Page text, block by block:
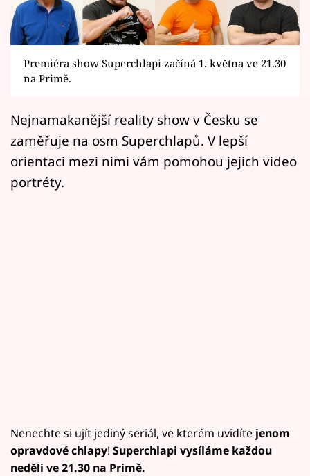
Sledujte prima+
Filmový festival Karlovy Vary
Mámy sobě
Přihlášení
Premiéra show Superchlapi začíná 1. května ve 21.30
na Primě.
Nejnamakanější reality show v Česku se
zaměřuje na osm Superchlapů. V lepší
orientaci mezi nimi vám pomohou jejich video
portréty.
Nenechte si ujít jediný seriál, ve kterém uvidíte jenom
opravdové chlapy! Superchlapi vysíláme každou
neděli ve 21.30 na Primě.